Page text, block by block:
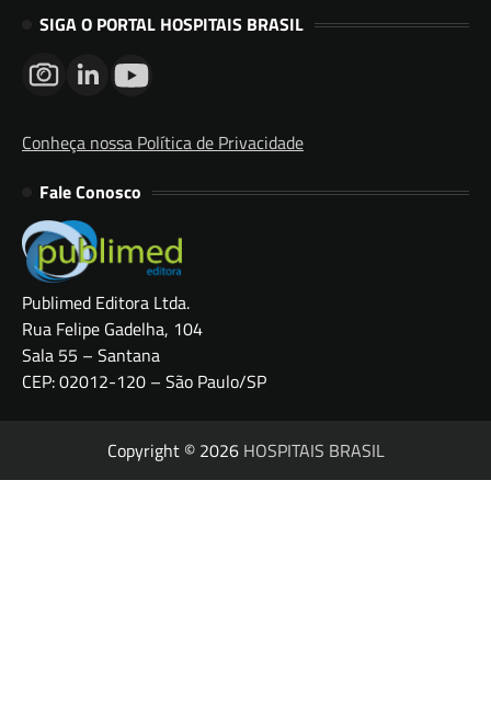
SIGA O PORTAL HOSPITAIS BRASIL
Conheça nossa Política de Privacidade
Fale Conosco
Publimed Editora Ltda.
Rua Felipe Gadelha, 104
Sala 55 – Santana
CEP: 02012-120 – São Paulo/SP
Copyright © 2026 HOSPITAIS BRASIL